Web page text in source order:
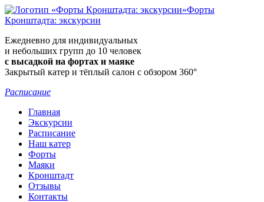
Форты
Кронштадта: экскурсии
Ежедневно для индивидуальных
и небольших групп до 10 человек
с высадкой на фортах и маяке
Закрытый катер и тёплый салон с обзором 360°
Расписание
Главная
Экскурсии
Расписание
Наш катер
Форты
Маяки
Кронштадт
Отзывы
Контакты